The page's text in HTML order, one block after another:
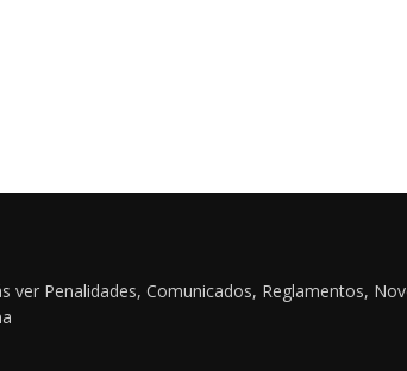
ver Penalidades, Comunicados, Reglamentos,